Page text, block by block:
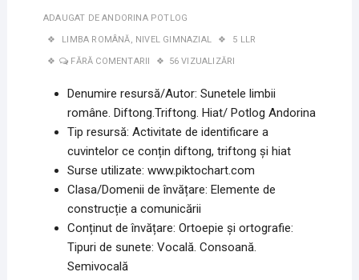
ADAUGAT DEANDORINA POTLOG
LIMBA ROMÂNĂ, NIVEL GIMNAZIAL 5 LLR
FĂRĂ COMENTARII 56 VIZUALIZĂRI
Denumire resursă/Autor: Sunetele limbii
române. Diftong.Triftong. Hiat/ Potlog Andorina
Tip resursă: Activitate de identificare a
cuvintelor ce conțin diftong, triftong și hiat
Surse utilizate: www.piktochart.com
Clasa/Domenii de învățare: Elemente de
construcție a comunicării
Conținut de învățare: Ortoepie şi ortografie:
Tipuri de sunete: Vocală. Consoană.
Semivocală